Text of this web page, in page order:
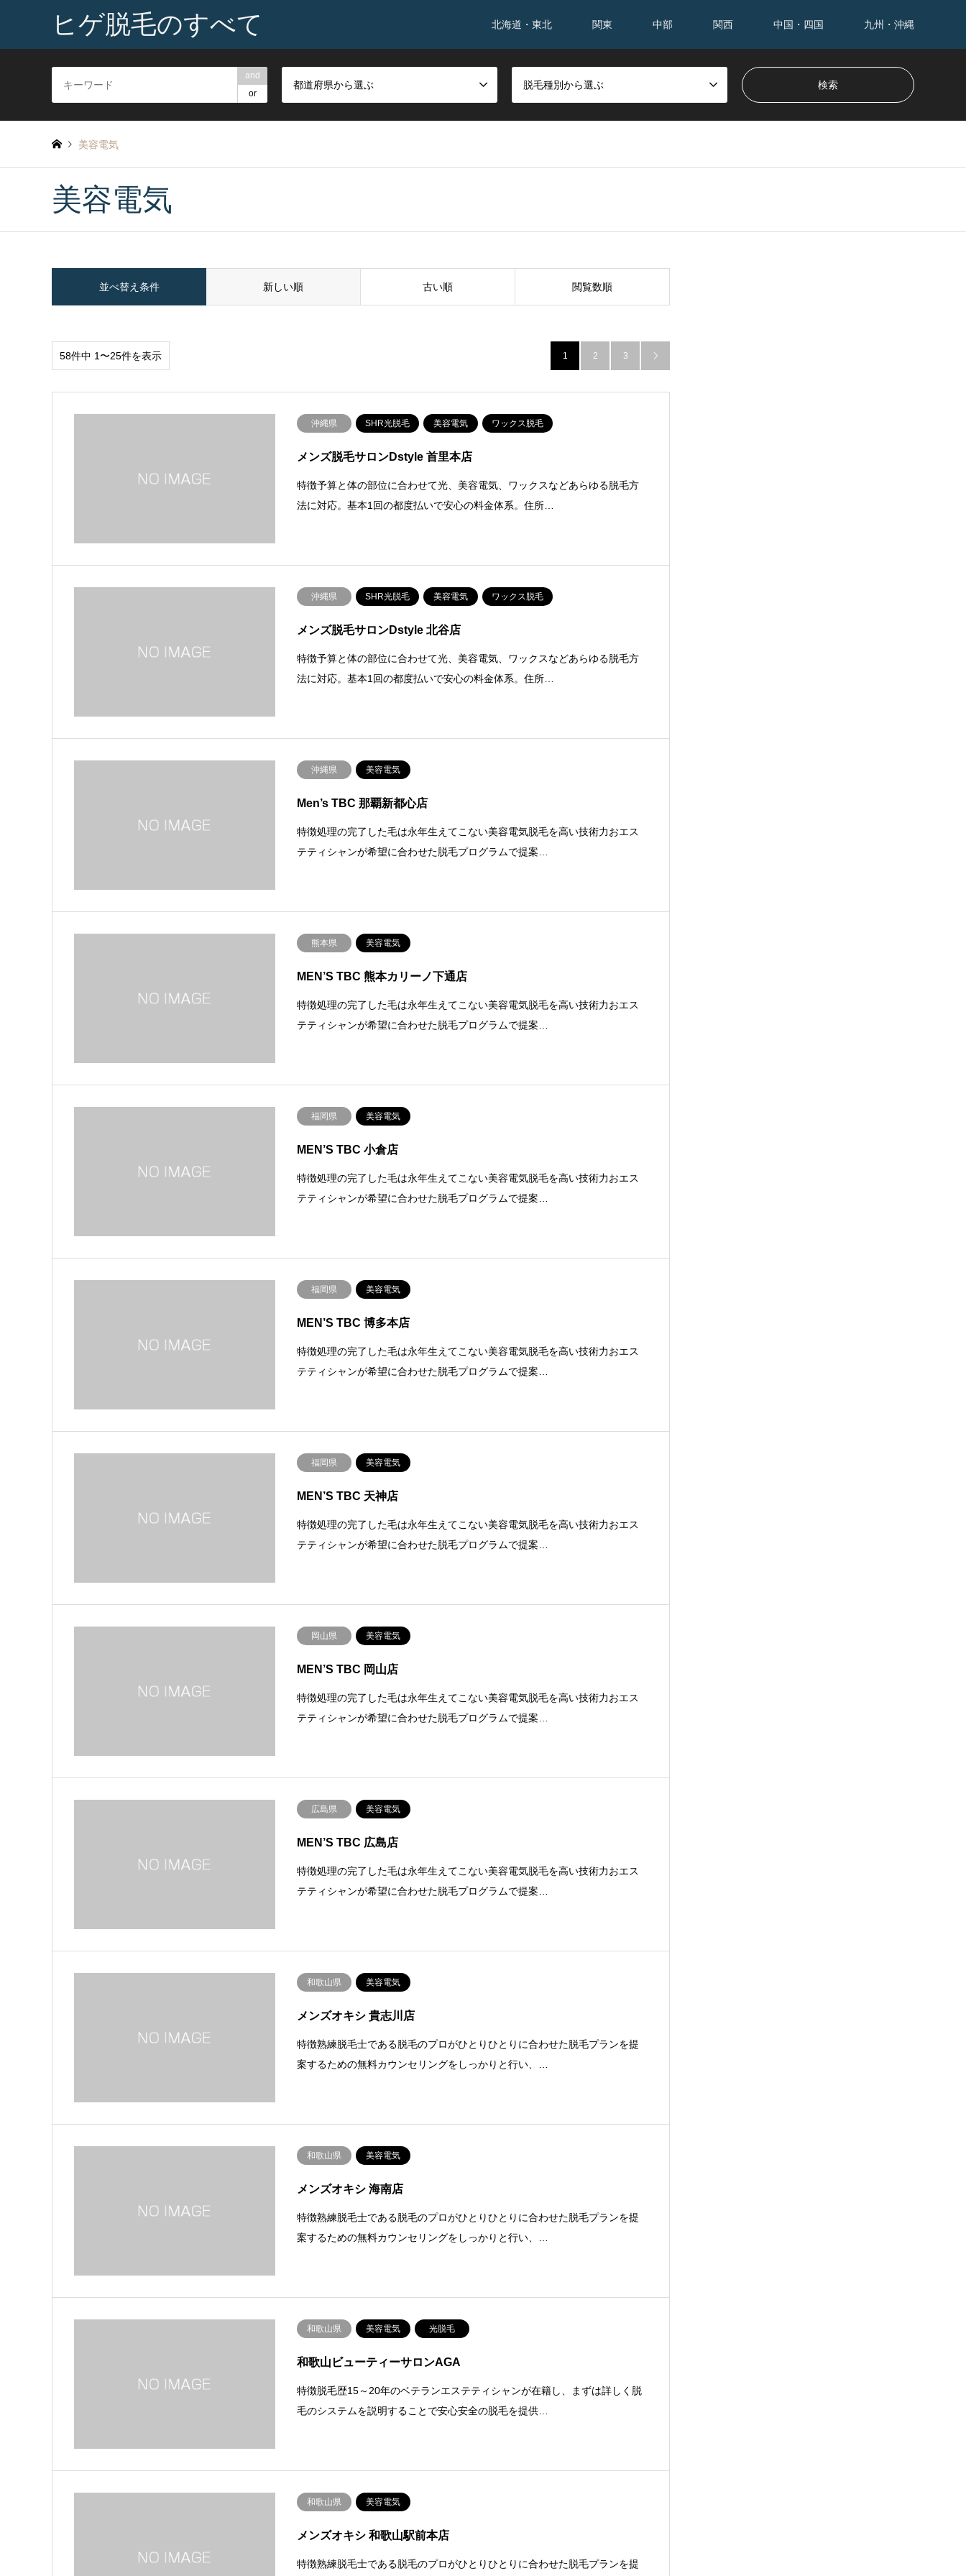
ヒゲ脱毛のすべて 北海道・東北 関東 中部 関西 中国・四国 九州・沖縄
and
or
都道府県から選ぶ 脱毛種別から選ぶ
美容電気
美容電気
並べ替え条件 新しい順 古い順 閲覧数順
58件中 1〜25件を表示 1 2 3 
沖縄県 SHR光脱毛 美容電気 ワックス脱毛
メンズ脱毛サロンDstyle 首里本店
特徴予算と体の部位に合わせて光、美容電気、ワックスなどあらゆる脱毛方
法に対応。基本1回の都度払いで安心の料金体系。住所…
沖縄県 SHR光脱毛 美容電気 ワックス脱毛
メンズ脱毛サロンDstyle 北谷店
特徴予算と体の部位に合わせて光、美容電気、ワックスなどあらゆる脱毛方
法に対応。基本1回の都度払いで安心の料金体系。住所…
沖縄県 美容電気
Men’s TBC 那覇新都心店
特徴処理の完了した毛は永年生えてこない美容電気脱毛を高い技術力おエス
テティシャンが希望に合わせた脱毛プログラムで提案…
熊本県 美容電気
MEN’S TBC 熊本カリーノ下通店
特徴処理の完了した毛は永年生えてこない美容電気脱毛を高い技術力おエス
テティシャンが希望に合わせた脱毛プログラムで提案…
福岡県 美容電気
MEN’S TBC 小倉店
特徴処理の完了した毛は永年生えてこない美容電気脱毛を高い技術力おエス
テティシャンが希望に合わせた脱毛プログラムで提案…
福岡県 美容電気
MEN’S TBC 博多本店
特徴処理の完了した毛は永年生えてこない美容電気脱毛を高い技術力おエス
テティシャンが希望に合わせた脱毛プログラムで提案…
福岡県 美容電気
MEN’S TBC 天神店
特徴処理の完了した毛は永年生えてこない美容電気脱毛を高い技術力おエス
テティシャンが希望に合わせた脱毛プログラムで提案…
岡山県 美容電気
MEN’S TBC 岡山店
特徴処理の完了した毛は永年生えてこない美容電気脱毛を高い技術力おエス
テティシャンが希望に合わせた脱毛プログラムで提案…
広島県 美容電気
MEN’S TBC 広島店
特徴処理の完了した毛は永年生えてこない美容電気脱毛を高い技術力おエス
テティシャンが希望に合わせた脱毛プログラムで提案…
和歌山県 美容電気
メンズオキシ 貴志川店
特徴熟練脱毛士である脱毛のプロがひとりひとりに合わせた脱毛プランを提
案するための無料カウンセリングをしっかりと行い、…
和歌山県 美容電気
メンズオキシ 海南店
特徴熟練脱毛士である脱毛のプロがひとりひとりに合わせた脱毛プランを提
案するための無料カウンセリングをしっかりと行い、…
和歌山県 美容電気 光脱毛
和歌山ビューティーサロンAGA
特徴脱毛歴15～20年のベテランエステティシャンが在籍し、まずは詳しく脱
毛のシステムを説明することで安心安全の脱毛を提供…
和歌山県 美容電気
メンズオキシ 和歌山駅前本店
特徴熟練脱毛士である脱毛のプロがひとりひとりに合わせた脱毛プランを提